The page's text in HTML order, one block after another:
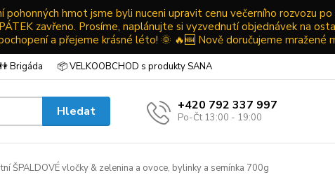
hmot jsme byli nuceni upravit cenu večerního rozvozu
zavřeno. Prosíme, naplánujte si vyzvednutí objednávek na
a přejeme krásné léto! 🌞 🔥🆕 Nově doručujeme mražené
Brigáda 📦 VELKOOBCHOD s produkty SANA
Hledat +420 792 337 997
Po-Čt 13:00 - 19:00
ŠPALDOVÉ vločky & zelenina a ovoce, bylinky a semínka 700g